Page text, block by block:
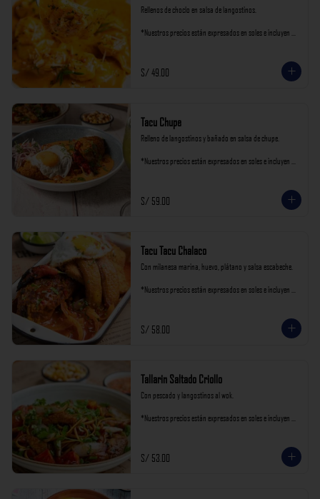
Rellenos de choclo en salsa de langostinos.
*Nuestros precios están expresados en soles e incluyen
S/ 49.00
Tacu Chupe
Relleno de langostinos y bañado en salsa de chupe.
*Nuestros precios están expresados en soles e incluyen
S/ 59.00
Tacu Tacu Chalaco
Con milanesa marina, huevo, plátano y salsa escabeche.
*Nuestros precios están expresados en soles e incluyen
S/ 58.00
Tallarin Saltado Criollo
Con pescado y langostinos al wok.
*Nuestros precios están expresados en soles e incluyen
S/ 53.00